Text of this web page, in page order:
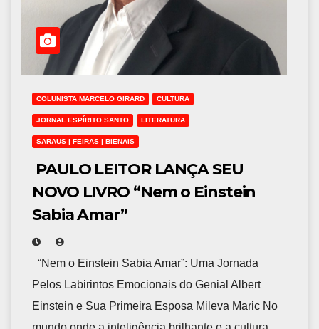
COLUNISTA MARCELO GIRARD CULTURA
JORNAL ESPÍRITO SANTO LITERATURA
SARAUS | FEIRAS | BIENAIS
PAULO LEITOR LANÇA SEU
NOVO LIVRO “Nem o Einstein
Sabia Amar”
“Nem o Einstein Sabia Amar”: Uma Jornada
Pelos Labirintos Emocionais do Genial Albert
Einstein e Sua Primeira Esposa Mileva Maric No